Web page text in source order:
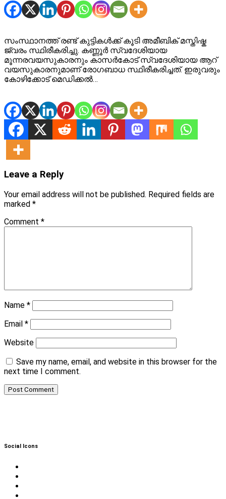
സംസ്ഥാനത്ത് രണ്ട് കുട്ടികൾക്ക് കൂടി അമീബിക് മസ്തിഷ്ക
ജ്വരം സ്ഥിരീകരിച്ചു. കണ്ണൂർ സ്വദേശിയായ
മൂന്നരവയസുകാരനും കാസർകോട് സ്വദേശിയായ ആറ്
വയസുകാരനുമാണ് രോഗബാധ സ്ഥിരീകരിച്ചത്. ഇരുവരും
കോഴിക്കോട് മെഡിക്കൽ…
Leave a Reply
Your email address will not be published. Required fields are
marked *
Comment *
Name *
Email *
Website
Save my name, email, and website in this browser for the
next time I comment.
Social Icons